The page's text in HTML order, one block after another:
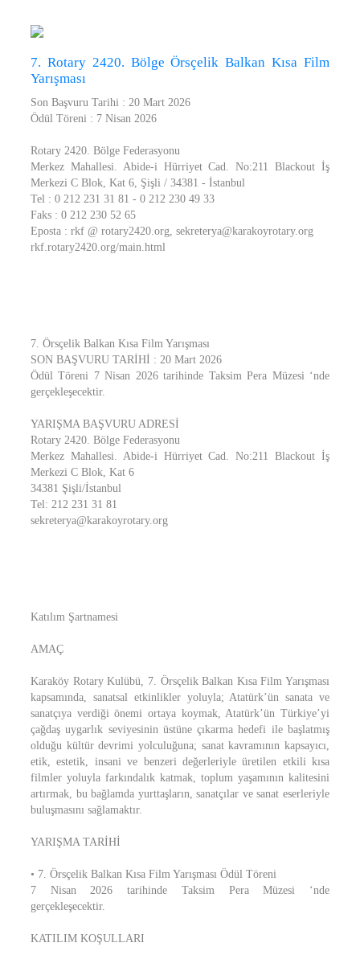
7. Rotary 2420. Bölge Örsçelik Balkan Kısa Film
Yarışması
Son Başvuru Tarihi : 20 Mart 2026
Ödül Töreni : 7 Nisan 2026
Rotary 2420. Bölge Federasyonu
Merkez Mahallesi. Abide-i Hürriyet Cad. No:211 Blackout İş
Merkezi C Blok, Kat 6, Şişli / 34381 - İstanbul
Tel : 0 212 231 31 81 - 0 212 230 49 33
Faks : 0 212 230 52 65
Eposta : rkf @ rotary2420.org, sekreterya@karakoyrotary.org
rkf.rotary2420.org/main.html
7. Örsçelik Balkan Kısa Film Yarışması
SON BAŞVURU TARİHİ : 20 Mart 2026
Ödül Töreni 7 Nisan 2026 tarihinde Taksim Pera Müzesi ‘nde
gerçekleşecektir.
YARIŞMA BAŞVURU ADRESİ
Rotary 2420. Bölge Federasyonu
Merkez Mahallesi. Abide-i Hürriyet Cad. No:211 Blackout İş
Merkezi C Blok, Kat 6
34381 Şişli/İstanbul
Tel: 212 231 31 81
sekreterya@karakoyrotary.org
Katılım Şartnamesi
AMAÇ
Karaköy Rotary Kulübü, 7. Örsçelik Balkan Kısa Film Yarışması
kapsamında, sanatsal etkinlikler yoluyla; Atatürk’ün sanata ve
sanatçıya verdiği önemi ortaya koymak, Atatürk’ün Türkiye’yi
çağdaş uygarlık seviyesinin üstüne çıkarma hedefi ile başlatmış
olduğu kültür devrimi yolculuğuna; sanat kavramının kapsayıcı,
etik, estetik, insani ve benzeri değerleriyle üretilen etkili kısa
filmler yoluyla farkındalık katmak, toplum yaşamının kalitesini
artırmak, bu bağlamda yurttaşların, sanatçılar ve sanat eserleriyle
buluşmasını sağlamaktır.
YARIŞMA TARİHİ
• 7. Örsçelik Balkan Kısa Film Yarışması Ödül Töreni
7 Nisan 2026 tarihinde Taksim Pera Müzesi ‘nde
gerçekleşecektir.
KATILIM KOŞULLARI